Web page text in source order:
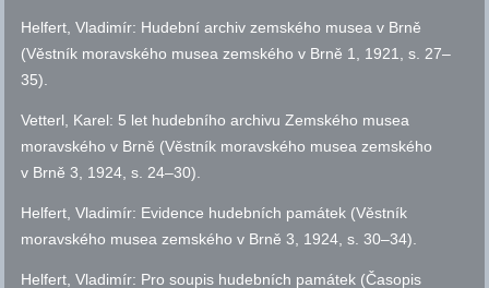
Helfert, Vladimír: Hudební archiv zemského musea v Brně
(Věstník moravského musea zemského v Brně 1, 1921, s. 27–
35).
Vetterl, Karel: 5 let hudebního archivu Zemského musea
moravského v Brně (Věstník moravského musea zemského
v Brně 3, 1924, s. 24–30).
Helfert, Vladimír: Evidence hudebních památek (Věstník
moravského musea zemského v Brně 3, 1924, s. 30–34).
Helfert, Vladimír: Pro soupis hudebních památek (Časopis